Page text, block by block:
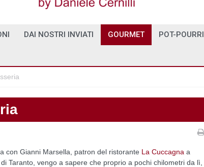
DAI NOSTRI INVIATI GOURMET POT-POURRI
con Gianni Marsella, patron del ristorante La Cuccagna a
Taranto, vengo a sapere che proprio a pochi chilometri da lì,